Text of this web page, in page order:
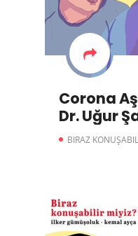
Corona
Dr. Uğur
Biraz
BIRAZ